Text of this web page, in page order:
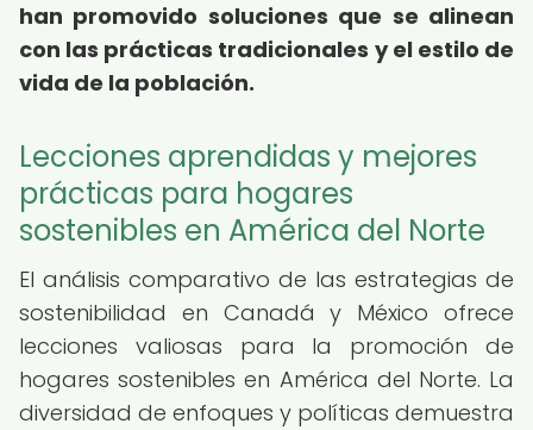
han promovido soluciones que se alinean
con las prácticas tradicionales y el estilo de
vida de la población.
Lecciones aprendidas y mejores
prácticas para hogares
sostenibles en América del Norte
El análisis comparativo de las estrategias de
sostenibilidad en Canadá y México ofrece
lecciones valiosas para la promoción de
hogares sostenibles en América del Norte. La
diversidad de enfoques y políticas demuestra